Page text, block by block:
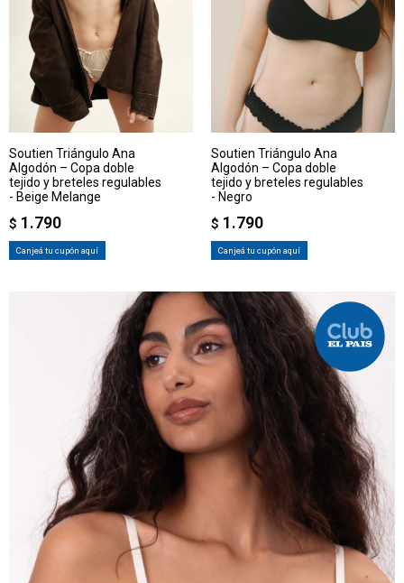
Soutien Triángulo Ana
Algodón – Copa doble
tejido y breteles regulables
- Beige Melange
$ 1.790
Canjeá tu cupón aquí
Soutien Triángulo Ana
Algodón – Copa doble
tejido y breteles regulables
- Negro
$ 1.790
Canjeá tu cupón aquí